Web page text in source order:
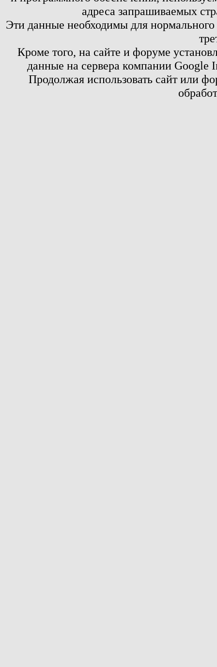
адреса запрашиваемых
Эти данные необходимы для
Кроме того, на сайте и форуме
данные на сервера компании
Продолжая использовать сайт или